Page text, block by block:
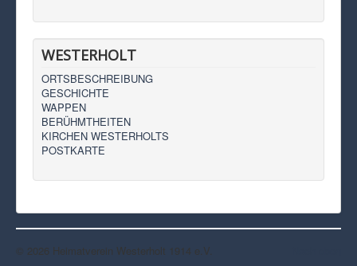
WESTERHOLT
ORTSBESCHREIBUNG
GESCHICHTE
WAPPEN
BERÜHMTHEITEN
KIRCHEN WESTERHOLTS
POSTKARTE
© 2026 Heimatverein Westerholt 1914 e.V.